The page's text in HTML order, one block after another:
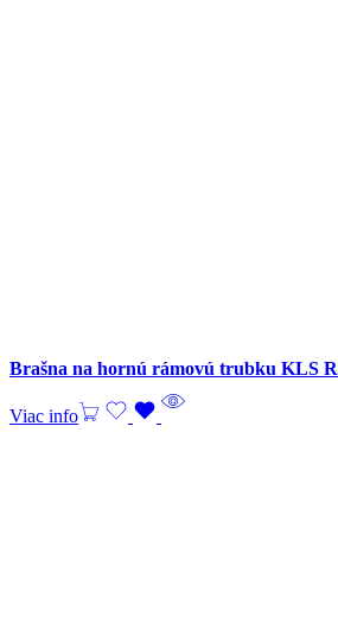
Brašna na hornú rámovú trubku KLS
Viac info